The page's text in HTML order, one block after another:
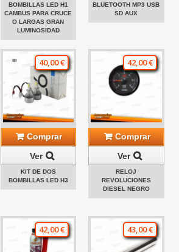
BOMBILLAS LED H1
CAMBUS PARA CRUCE
O LARGAS GRAN
LUMINOSIDAD
BLUETOOTH MP3 USB
SD AUX
40,00 €
Comprar
Ver
KIT DE DOS
BOMBILLAS LED H3
42,00 €
Comprar
Ver
RELOJ
REVOLUCIONES
DIESEL NEGRO
42,00 € 43,00 €